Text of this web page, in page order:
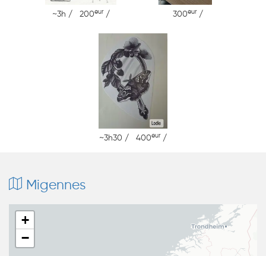
~3h / 200eur / 300eur /
~3h30 / 400eur /
Migennes
+
−